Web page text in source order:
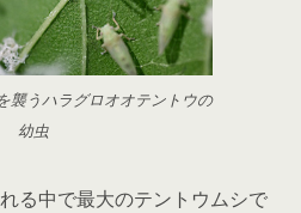
襲うハラグロオオテントウの
幼虫
る中で最大のテントウムシで